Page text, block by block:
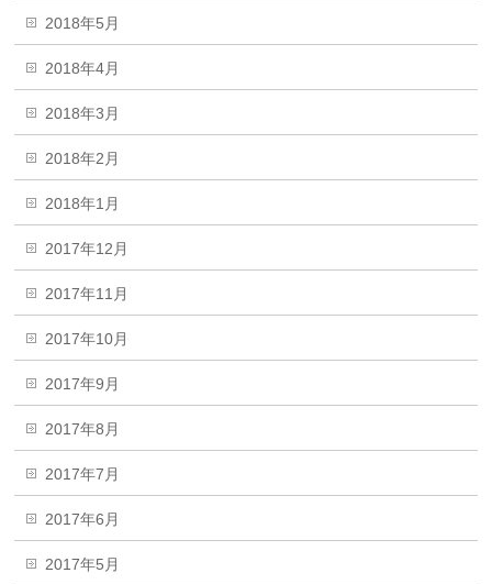
2018年5月
2018年4月
2018年3月
2018年2月
2018年1月
2017年12月
2017年11月
2017年10月
2017年9月
2017年8月
2017年7月
2017年6月
2017年5月